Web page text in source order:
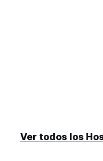
Ver todos los